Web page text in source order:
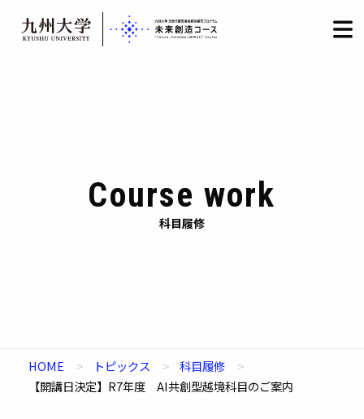
日本語 / English
Course work
科目履修
HOME トピックス
科目履修
【開講日決定】R7年度 AI共創型越境科目のご案内